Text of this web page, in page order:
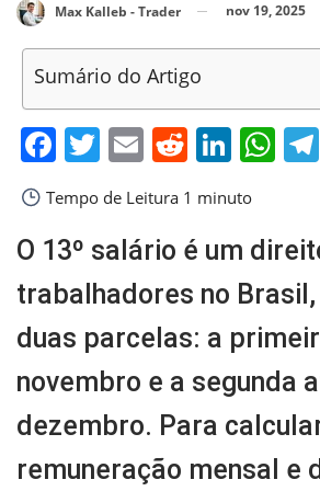
Max Kalleb - Trader nov 19, 2025
Sumário do Artigo
Facebook
Twitter
EmailReddit
Tempo de Leitura 1 minuto
O 13º salário é um
trabalhadores no
duas parcelas: a
novembro e a segunda
dezembro. Para
remuneração mensal e